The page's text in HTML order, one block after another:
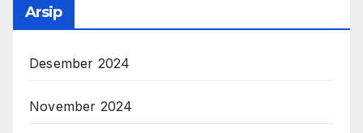
Arsip
Desember 2024
November 2024